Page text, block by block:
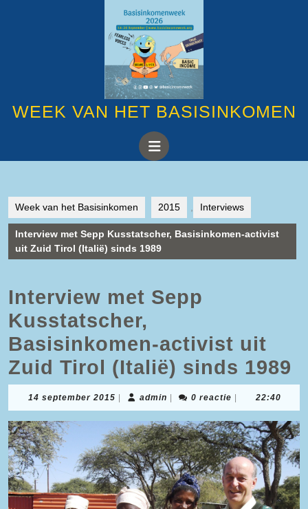
WEEK VAN HET BASISINKOMEN
Open
Week van het Basisinkomen 2015 Interviews
Interview met Sepp Kusstatscher, Basisinkomen-activist
uit Zuid Tirol (Italië) sinds 1989
Interview met Sepp
Kusstatscher,
Basisinkomen-activist uit
Zuid Tirol (Italië) sinds 1989
14 september 2015 14
september
2015
admin admin0 reactie 22:40